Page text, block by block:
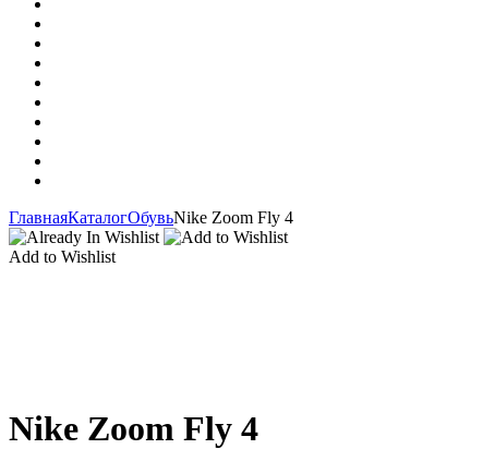
ГлавнаяКаталогОбувьNike Zoom Fly 4
Add to Wishlist
Nike Zoom Fly 4